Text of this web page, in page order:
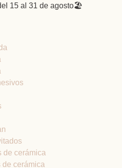
15 al 31 de agosto🏖️
de cerámica
de cerámica